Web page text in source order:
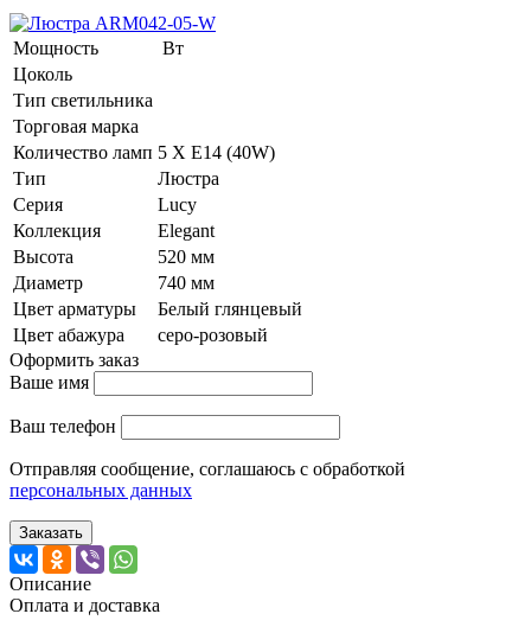
Мощность
Вт
Цоколь
Тип светильника
Торговая марка
Количество ламп 5 Х E14 (40W)
Тип
Люстра
Серия
Lucy
Коллекция
Elegant
Высота
520 мм
Диаметр
740 мм
Цвет арматуры
Белый глянцевый
Цвет абажура
серо-розовый
Оформить заказ
Ваше имя
Ваш телефон
Отправляя сообщение, соглашаюсь с обработкой
персональных данных
Заказать
Описание
Оплата и доставка